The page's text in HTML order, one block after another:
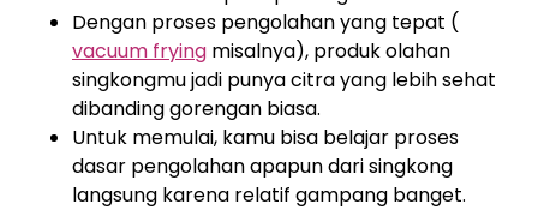
Dengan proses pengolahan yang tepat (
vacuum frying misalnya), produk olahan
singkongmu jadi punya citra yang lebih sehat
dibanding gorengan biasa.
Untuk memulai, kamu bisa belajar proses
dasar pengolahan apapun dari singkong
langsung karena relatif gampang banget.